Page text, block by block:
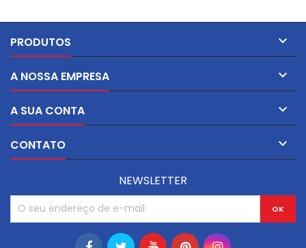
e umidade. Escolha nossas
anilhas de borracha para
proteção e vedação
confiáveis.
e umidade. Escolha nossas
anilhas de borracha para
proteção e vedação
confiáveis.
PRODUTOS 
A NOSSA EMPRESA 
A SUA CONTA 
CONTATO 
NEWSLETTER